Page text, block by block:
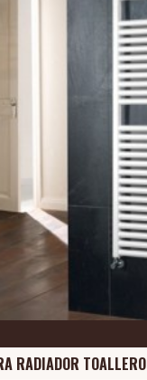
RADIADOR TOALLERO